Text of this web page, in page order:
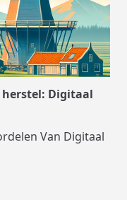
herstel: Digitaal
Van Digitaal